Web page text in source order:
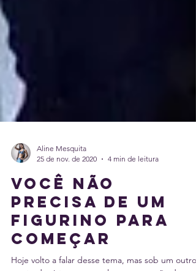
25 de nov. de 2020
4 min de leitura
Você não
precisa de um
figurino para
começar